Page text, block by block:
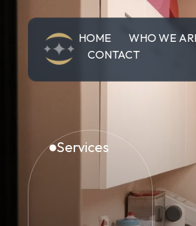
HOME WHO WE
CONTACT
Services